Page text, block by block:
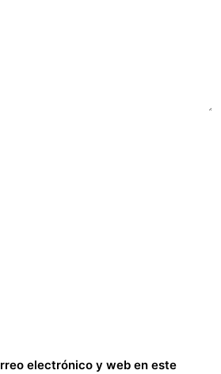
electrónico y web en este